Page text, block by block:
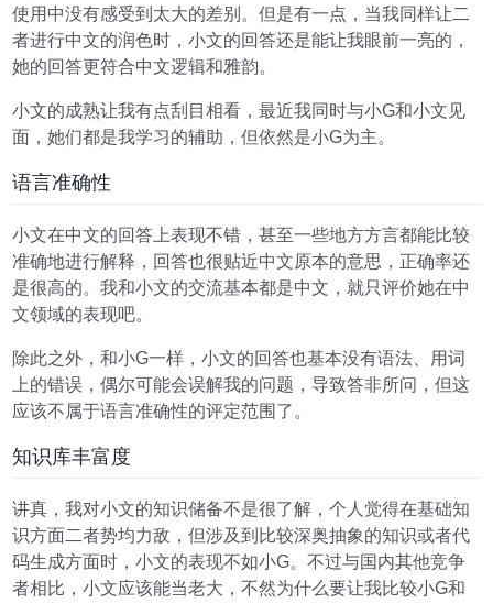
使用中没有感受到太大的差别。但是有一点，当我同样让二
者进行中文的润色时，小文的回答还是能让我眼前一亮的，
她的回答更符合中文逻辑和雅韵。
小文的成熟让我有点刮目相看，最近我同时与小G和小文见
面，她们都是我学习的辅助，但依然是小G为主。
语言准确性
小文在中文的回答上表现不错，甚至一些地方方言都能比较
准确地进行解释，回答也很贴近中文原本的意思，正确率还
是很高的。我和小文的交流基本都是中文，就只评价她在中
文领域的表现吧。
除此之外，和小G一样，小文的回答也基本没有语法、用词
上的错误，偶尔可能会误解我的问题，导致答非所问，但这
应该不属于语言准确性的评定范围了。
知识库丰富度
讲真，我对小文的知识储备不是很了解，个人觉得在基础知
识方面二者势均力敌，但涉及到比较深奥抽象的知识或者代
码生成方面时，小文的表现不如小G。不过与国内其他竞争
者相比，小文应该能当老大，不然为什么要让我比较小G和